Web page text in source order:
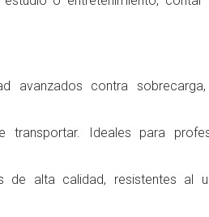
avanzados contra
Ideales para
de alta calidad, resistentes al